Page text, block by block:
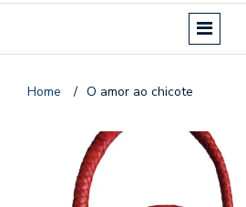
Home / O amor ao chicote